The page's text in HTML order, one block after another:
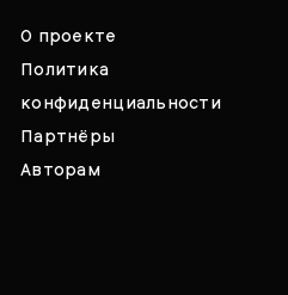
О проекте
Политика
конфиденциальности
Партнёры
Авторам